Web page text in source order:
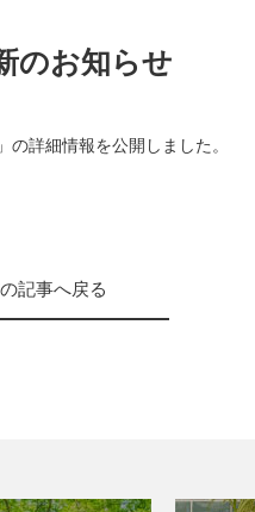
のお知らせ
」の詳細情報を公開しました。
記事へ戻る